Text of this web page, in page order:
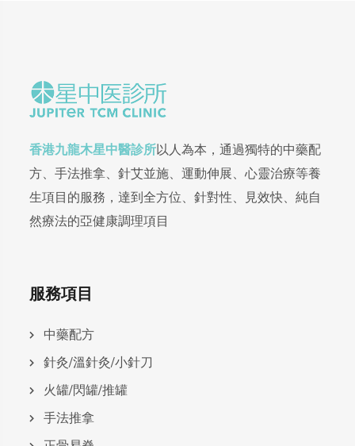
香港九龍木星中醫診所以人為本，通過獨特的中藥配
方、手法推拿、針艾並施、運動伸展、心靈治療等養
生項目的服務，達到全方位、針對性、見效快、純自
然療法的亞健康調理項目
服務項目
中藥配方
針灸/溫針灸/小針刀
火罐/閃罐/推罐
手法推拿